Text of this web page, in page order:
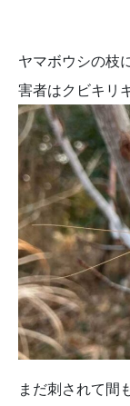
ヤマボウシの枝
害者はクビキリ
まだ刺されて間